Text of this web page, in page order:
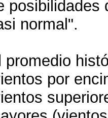
posibilidades
normal".
promedio
por